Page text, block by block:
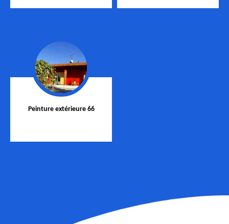
Peinture extérieure 66